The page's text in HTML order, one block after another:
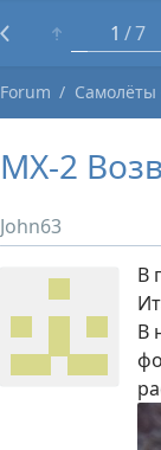
1 7
Forum
MX-2
John63
В
В